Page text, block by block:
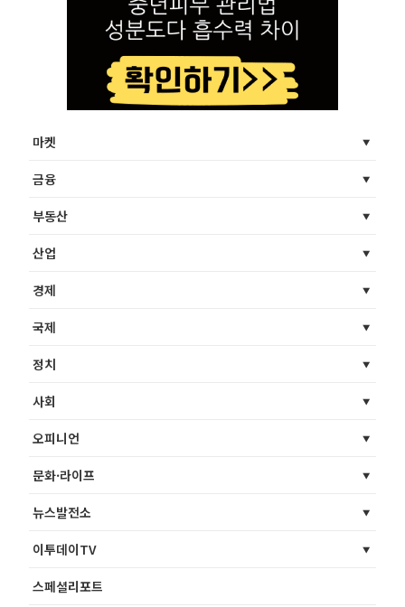
마켓
금융
부동산
산업
경제
국제
정치
사회
오피니언
문화·라이프
뉴스발전소
이투데이TV
스페셜리포트